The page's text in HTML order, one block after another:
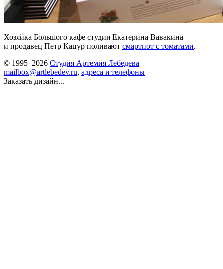
Хозяйка Большого кафе студии Екатерина Вавакина
и продавец Петр Кацур поливают смартпот с томатами.
© 1995–2026 Студия Артемия Лебедева
mailbox@artlebedev.ru, адреса и телефоны
Заказать дизайн...